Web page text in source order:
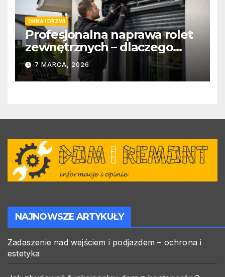
OKNA I DRZWI
Profesjonalna naprawa rolet
zewnętrznych – dlaczego
warto zlecić ją specjalistom?
7 MARCA, 2026
NAJNOWSZE ARTYKUŁY
Zadaszenie nad wejściem i podjazdem – ochrona i
estetyka